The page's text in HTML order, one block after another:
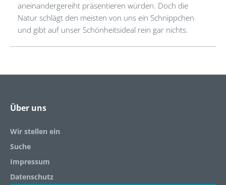
aneinandergereiht präsentieren würden. Doch die
Natur schlägt den meisten von uns ein Schnippchen
und gibt auf unser Schönheitsideal rein gar nichts.
Über uns
Wir stellen ein
Suche
Impressum
Datenschutz